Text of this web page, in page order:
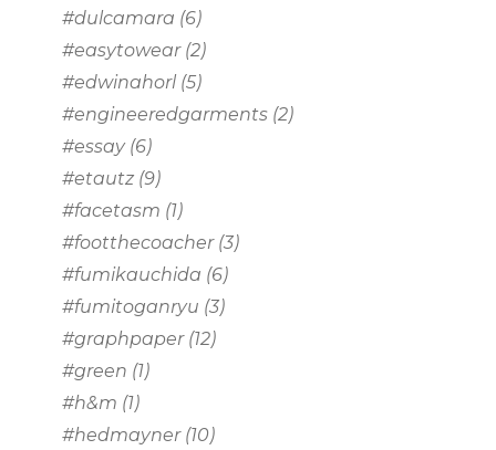
#dulcamara (6)
#easytowear(2)
#edwinahorl (5)
#engineeredgarments (2)
#essay(6)
#etautz (9)
#facetasm (1)
#footthecoacher(3)
#fumikauchida (6)
#fumitoganryu (3)
#graphpaper(12)
#green (1)
#h&m (1)
#hedmayner(10)